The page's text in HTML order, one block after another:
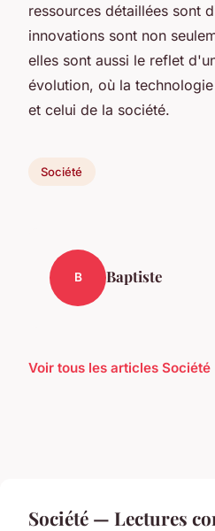
ressources détaillées sont
innovations sont non
elles sont aussi le reflet
évolution, où la
et celui de la société.
Société
B Baptiste
Voir tous les articles
Société — Lectures